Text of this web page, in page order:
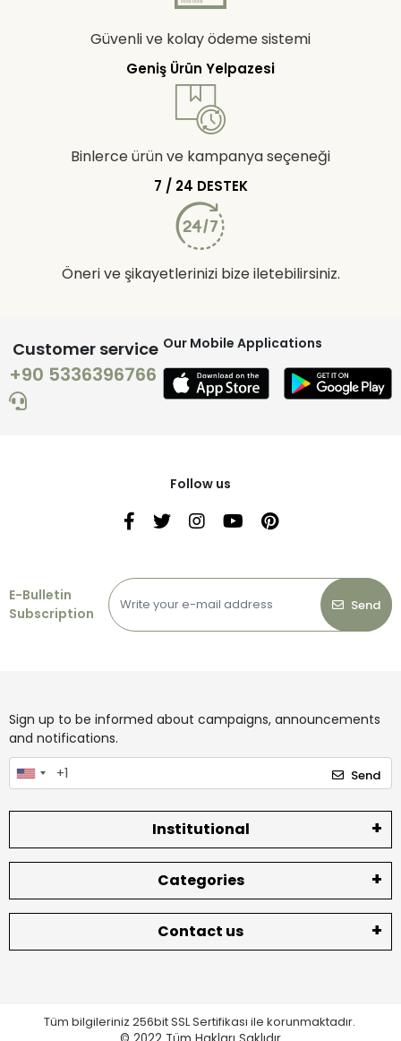
Güvenli ve kolay ödeme sistemi
Geniş Ürün Yelpazesi
Binlerce ürün ve kampanya seçeneği
7 / 24 DESTEK
Öneri ve şikayetlerinizi bize iletebilirsiniz.
Customer service
+90 5336396766
Our Mobile Applications
Follow us
E-Bulletin
Subscription
Send
Sign up to be informed about campaigns, announcements
and notifications.
Send
Institutional
Categories
Contact us
Tüm bilgileriniz 256bit SSL Sertifikası ile korunmaktadır.